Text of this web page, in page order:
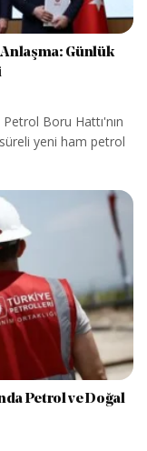
Günlük
Boru Hattı'nın
süreli yeni ham petrol
Petrol ve Doğal